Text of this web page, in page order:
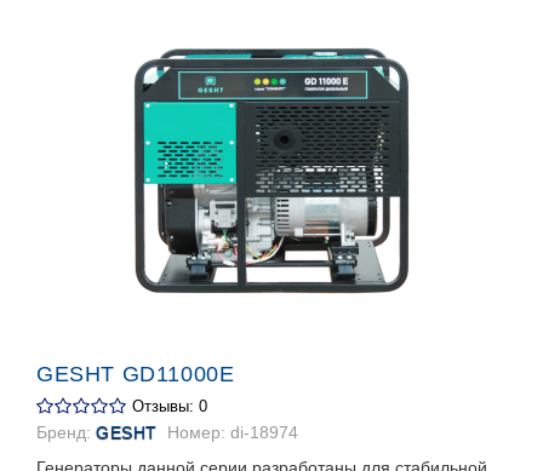
GESHT GD11000E
Отзывы: 0
Бренд: GESHT Номер: di-18974